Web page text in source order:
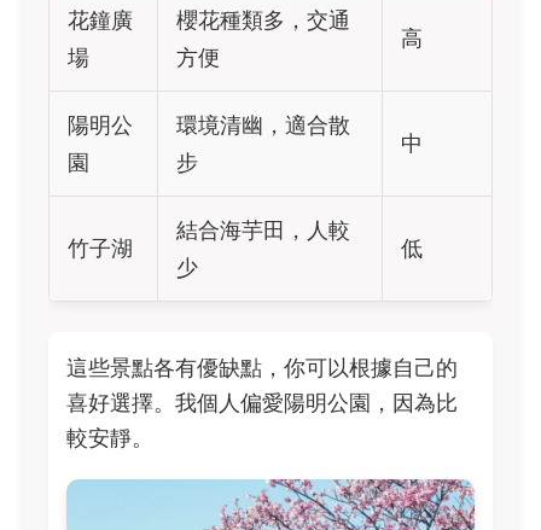
花鐘廣
場
櫻花種類多，交通
方便
高
陽明公
園
環境清幽，適合散
步
中
竹子湖
結合海芋田，人較
少
低
這些景點各有優缺點，你可以根據自己的
喜好選擇。我個人偏愛陽明公園，因為比
較安靜。